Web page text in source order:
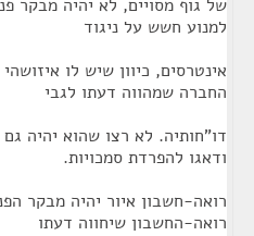
של גוף מסויים, לא יהיה מבקר
למנוע חשש על ניגוד
אינטרסים, כיוון שיש לו
החברה שמהווה דעתו לגבי
דו"חותיה. לא רצו שהוא יהיה
ודאגו להפרדת סמכויות.
רואה-חשבון איור יהיה מבקר
רואה-החשבון שיחווה דעתו